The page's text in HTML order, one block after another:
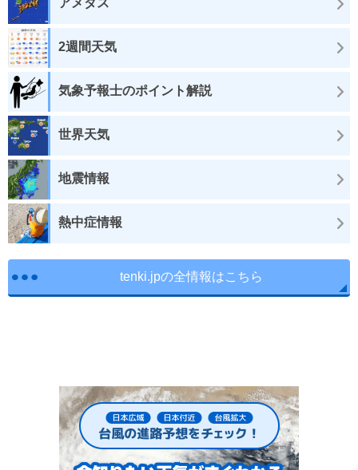
2週間天気
気象予報士のポイント解説
世界天気
地震情報
熱中症情報
tenki.jpの全情報はこちら